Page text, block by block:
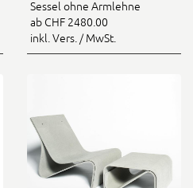
Sessel ohne Armlehne
ab CHF 2480.00
inkl. Vers. / MwSt.